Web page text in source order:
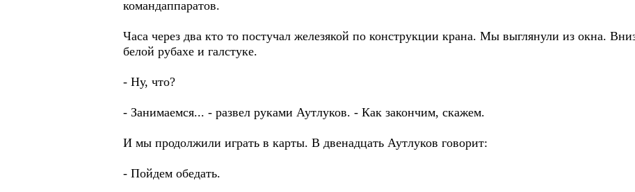
командаппаратов.
Часа через два кто то постучал железякой по конструкции крана. Мы выглянули из окна.
белой рубахе и галстуке.
- Ну, что?
- Занимаемся... - развел руками Аутлуков. - Как закончим, скажем.
И мы продолжили играть в карты. В двенадцать Аутлуков говорит:
- Пойдем обедать.